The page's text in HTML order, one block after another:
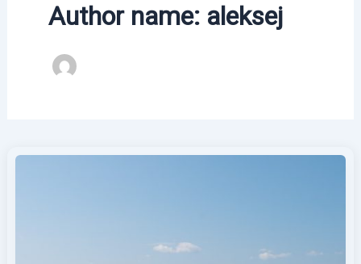
Author name: aleksej